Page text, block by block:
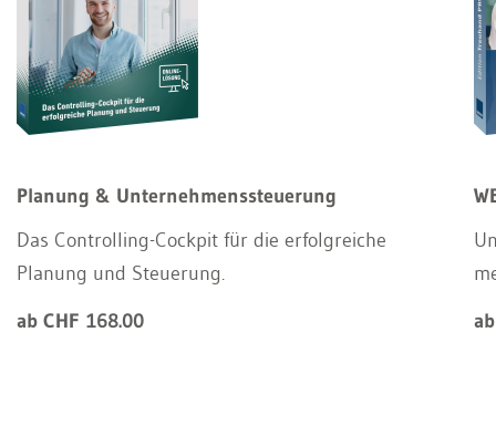
Planung & Unternehmenssteuerung
Das Controlling-Cockpit für die erfolgreiche
Planung und Steuerung.
ab CHF 168.00